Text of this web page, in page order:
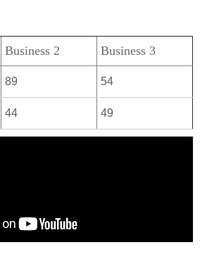
Business 2 Business 3
89 54
44 49